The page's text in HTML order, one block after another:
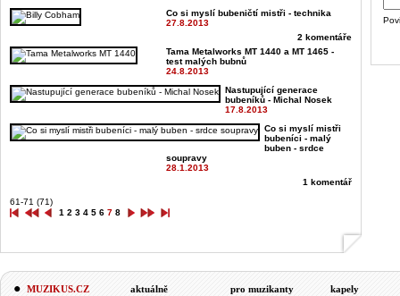
Co si myslí bubeničtí mistři - technika
27.8.2013
2 komentáře
Tama Metalworks MT 1440 a MT 1465 -
test malých bubnů
24.8.2013
Nastupující generace
bubeníků - Michal Nosek
17.8.2013
Co si myslí mistři
bubeníci - malý
buben - srdce
soupravy
28.1.2013
1 komentář
61-71 (71)
1 2 3 4 5 6 7 8
MUZIKUS.CZ
aktuálně
pro muzikanty
kapely